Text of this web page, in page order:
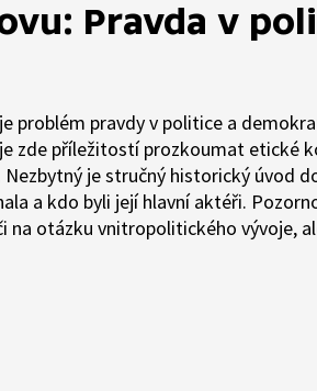
Pravda v
problém pravdy v politice a
zde příležitostí prozkoumat etické
je stručný historický úvod
a kdo byli její hlavní aktéři.
na otázku vnitropolitického vývoje,